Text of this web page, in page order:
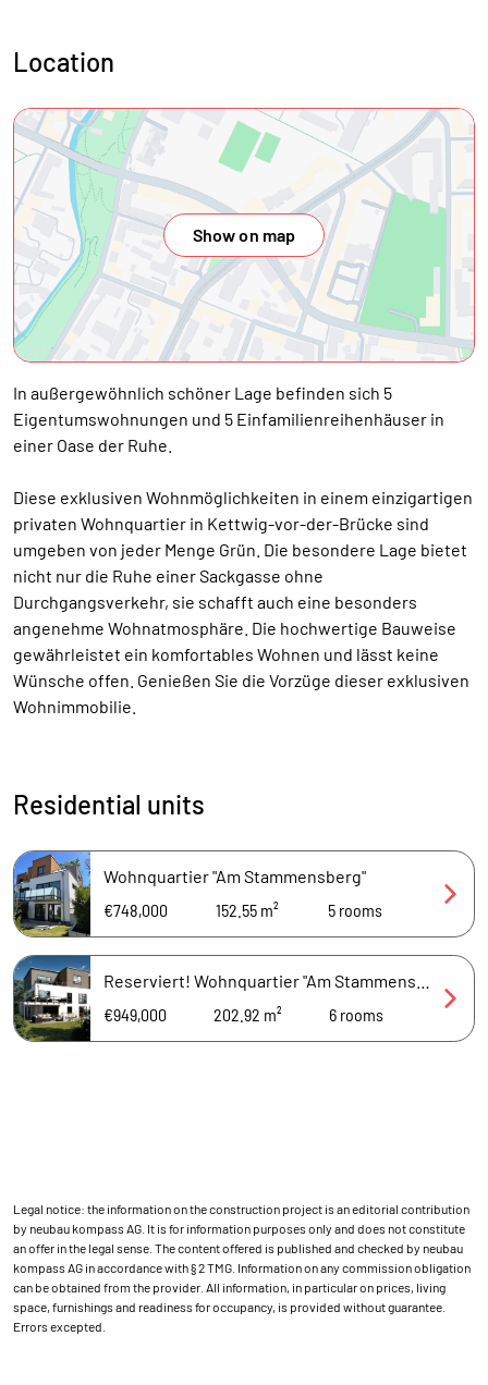
Location
Show on map
In außergewöhnlich schöner Lage befinden sich 5
Eigentumswohnungen und 5 Einfamilienreihenhäuser in
einer Oase der Ruhe.
Diese exklusiven Wohnmöglichkeiten in einem einzigartigen
privaten Wohnquartier in Kettwig-vor-der-Brücke sind
umgeben von jeder Menge Grün. Die besondere Lage bietet
nicht nur die Ruhe einer Sackgasse ohne
Durchgangsverkehr, sie schafft auch eine besonders
angenehme Wohnatmosphäre. Die hochwertige Bauweise
gewährleistet ein komfortables Wohnen und lässt keine
Wünsche offen. Genießen Sie die Vorzüge dieser exklusiven
Wohnimmobilie.
Residential units
Wohnquartier "Am Stammensberg"
€748,000
152.55 m² 5 rooms
€949,000
202.92 m² 6 rooms
Legal notice: the information on the construction project is an editorial contribution
by neubau kompass AG. It is for information purposes only and does not constitute
an offer in the legal sense. The content offered is published and checked by neubau
kompass AG in accordance with § 2 TMG. Information on any commission obligation
can be obtained from the provider. All information, in particular on prices, living
space, furnishings and readiness for occupancy, is provided without guarantee.
Errors excepted.